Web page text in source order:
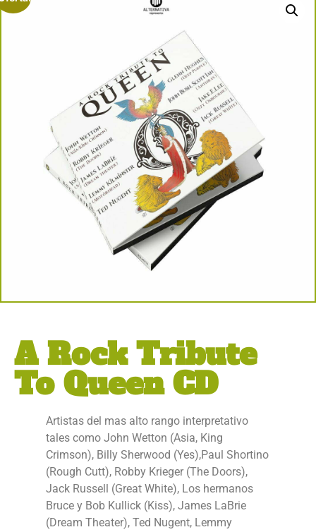
A Rock Tribute
To Queen CD
Artistas del mas alto rango interpretativo
tales como John Wetton (Asia, King
Crimson), Billy Sherwood (Yes),Paul Shortino
(Rough Cutt), Robby Krieger (The Doors),
Jack Russell (Great White), Los hermanos
Bruce y Bob Kullick (Kiss), James LaBrie
(Dream Theater), Ted Nugent, Lemmy